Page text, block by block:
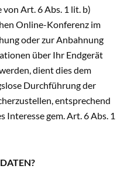
Art. 6 Abs. 1 lit. b)
Online-Konferenz im
oder zur Anbahnung
über Ihr Endgerät
dient dies dem
Durchführung der
entsprechend
Interesse gem. Art. 6 Abs. 1